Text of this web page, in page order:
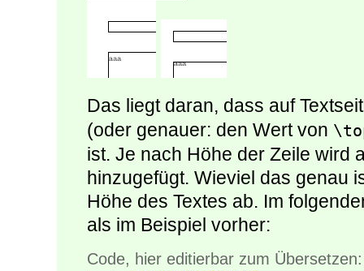
Das liegt daran, dass auf
(oder genauer: den Wert von
ist. Je nach Höhe der Zeile wird
hinzugefügt. Wieviel das genau
Höhe des Textes ab. Im
als im Beispiel vorher:
Code, hier editierbar zum Übersetzen: